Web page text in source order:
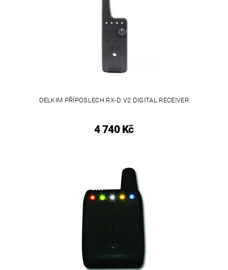
DELKIM PŘÍPOSLECH RX-D V2 DIGITAL RECEIVER
4 740 Kč